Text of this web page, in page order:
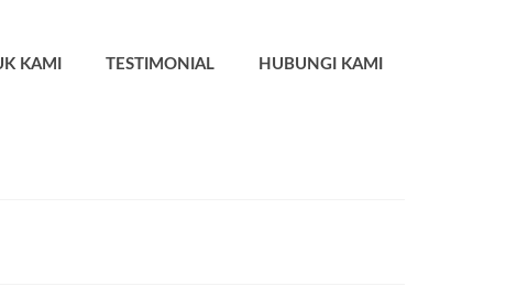
KAMI TESTIMONIAL HUBUNGI KAMI